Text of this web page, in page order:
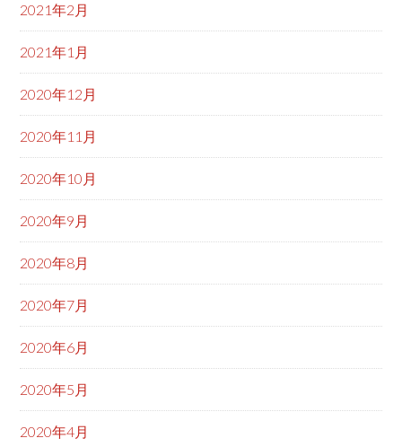
2021年2月
2021年1月
2020年12月
2020年11月
2020年10月
2020年9月
2020年8月
2020年7月
2020年6月
2020年5月
2020年4月